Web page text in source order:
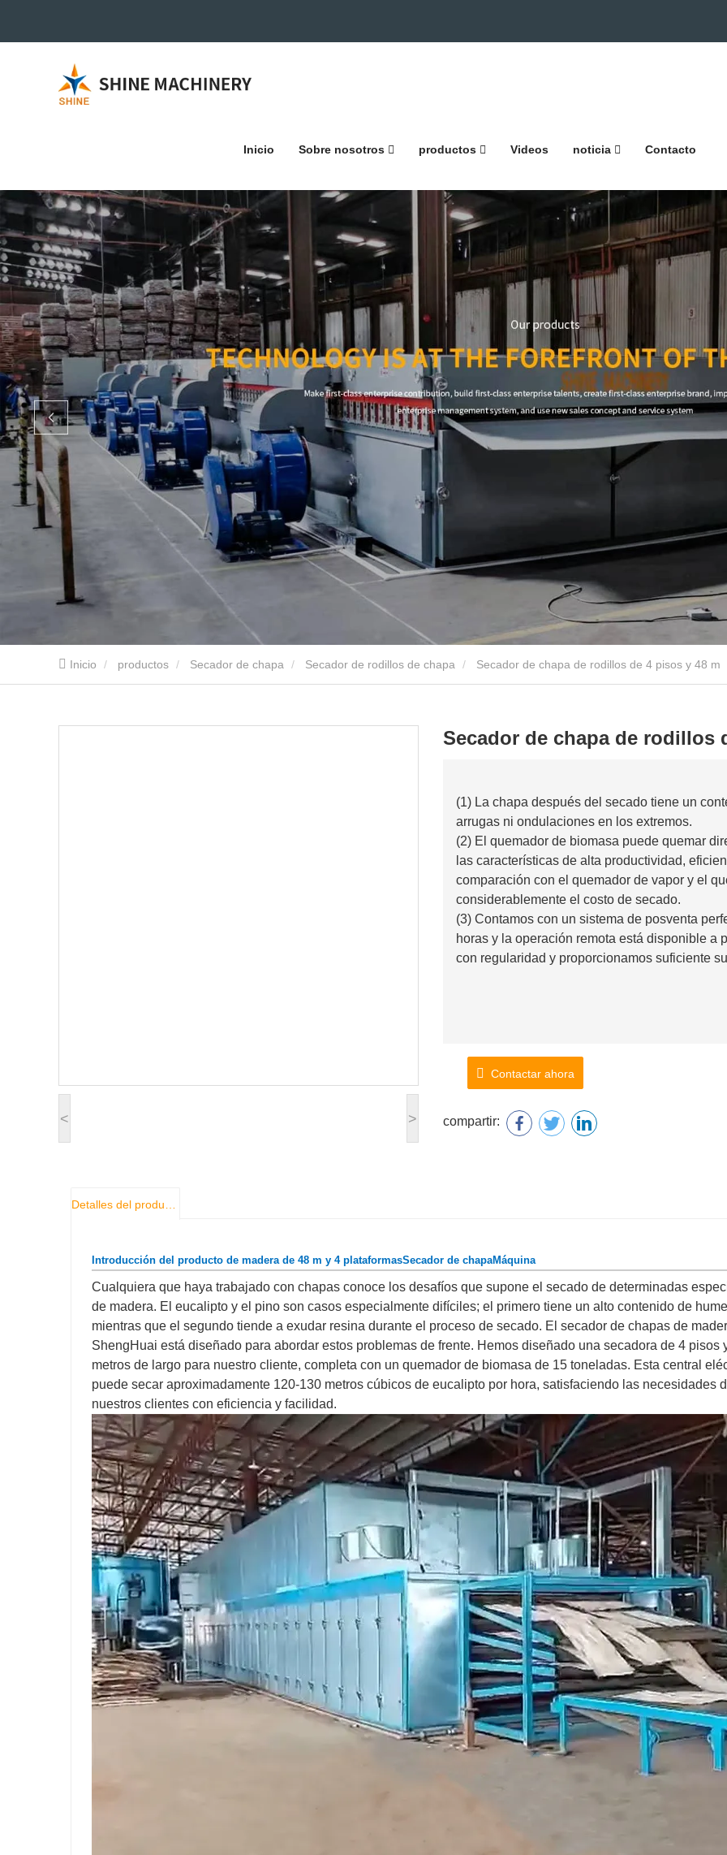
Inicio Sobre nosotros productos Videos noticia Contacto
Inicio productos Secador de chapa Secador de rodillos de chapa Secador de chapa de rodillos de 4 pisos y 48 m
< >
Secador de chapa de rodillos
(1) La chapa después del secado tiene un
arrugas ni ondulaciones en los extremos.
(2) El quemador de biomasa puede quemar
las características de alta productividad,
comparación con el quemador de vapor y el
considerablemente el costo de secado.
(3) Contamos con un sistema de posventa
horas y la operación remota está disponible a
con regularidad y proporcionamos suficiente
Contactar ahora
compartir:
Detalles del producto
Introducción del producto de madera de 48 m y 4 plataformasSecador de chapaMáquina
Cualquiera que haya trabajado con chapas conoce los desafíos que supone el secado de determinadas
de madera. El eucalipto y el pino son casos especialmente difíciles; el primero tiene un alto contenido de
mientras que el segundo tiende a exudar resina durante el proceso de secado. El secador de chapas de
ShengHuai está diseñado para abordar estos problemas de frente. Hemos diseñado una secadora de 4 pisos
metros de largo para nuestro cliente, completa con un quemador de biomasa de 15 toneladas. Esta central
puede secar aproximadamente 120-130 metros cúbicos de eucalipto por hora, satisfaciendo las necesidades
nuestros clientes con eficiencia y facilidad.